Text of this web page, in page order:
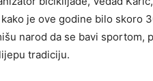
je ove godine bilo skoro
narod da se bavi sportom,
tradiciju.